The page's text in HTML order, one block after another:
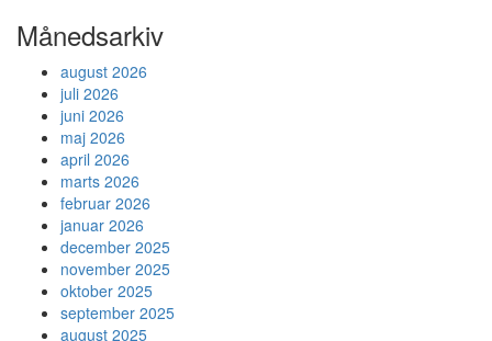
Månedsarkiv
august 2026
juli 2026
juni 2026
maj 2026
april 2026
marts 2026
februar 2026
januar 2026
december 2025
november 2025
oktober 2025
september 2025
august 2025